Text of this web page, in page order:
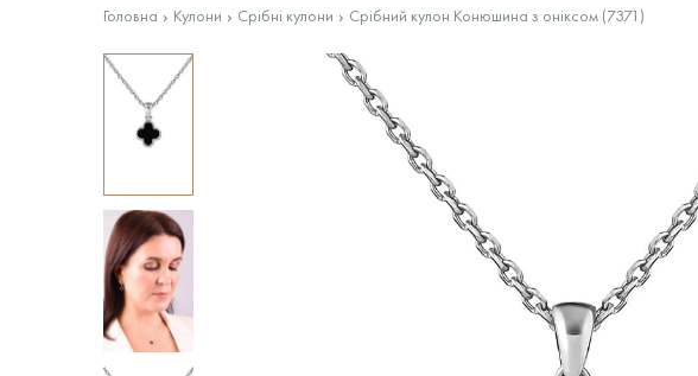
Головна Кулони Срібні кулони Срібний кулон Конюшина з оніксом (7371)